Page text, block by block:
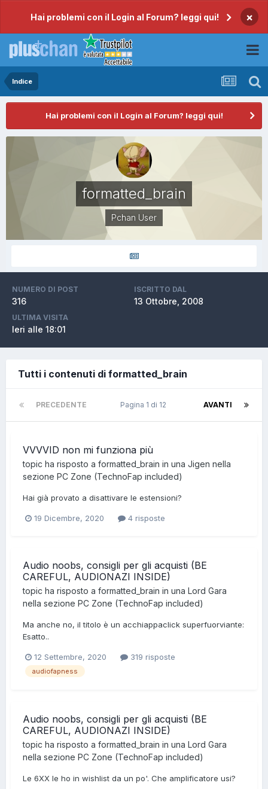
Hai problemi con il Login al Forum? leggi qui! ×
Indice
Hai problemi con il Login al Forum? leggi qui!
formatted_brain
Pchan User
NUMERO DI POST
316
ISCRITTO DAL
13 Ottobre, 2008
ULTIMA VISITA
Ieri alle 18:01
Tutti i contenuti di formatted_brain
PRECEDENTE AVANTI
Pagina 1 di 12
VVVVID non mi funziona più
topic ha risposto a formatted_brain in una Jigen nella
sezione PC Zone (TechnoFap included)
Hai già provato a disattivare le estensioni?
19 Dicembre, 2020 4 risposte
Audio noobs, consigli per gli acquisti (BE
CAREFUL, AUDIONAZI INSIDE)
topic ha risposto a formatted_brain in una Lord Gara
nella sezione PC Zone (TechnoFap included)
Ma anche no, il titolo è un acchiappaclick superfuorviante:
Esatto..
12 Settembre, 2020 319 risposte
audiofapness
Audio noobs, consigli per gli acquisti (BE
CAREFUL, AUDIONAZI INSIDE)
topic ha risposto a formatted_brain in una Lord Gara
nella sezione PC Zone (TechnoFap included)
Le 6XX le ho in wishlist da un po'. Che amplificatore usi?